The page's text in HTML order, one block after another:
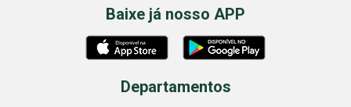
Baixe já nosso APP
Departamentos